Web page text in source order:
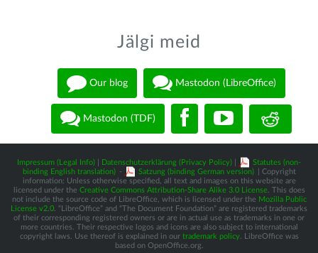
Jälgi meid
Our blog Mastodon (LibreOffice)
Mastodon (TDF)
Impressum (Legal Info) Datenschutzerklärung (Privacy Policy)
Statutes (non-
binding English translation) - Satzung (binding German version)
| Copyright
information: Unless otherwise specified, all text and images on this website are
licensed under the Creative Commons Attribution-Share Alike 3.0 License. This does
not include the source code of LibreOffice, which is licensed under the Mozilla Public
License v2.0 . “LibreOffice” and “The Document Foundation” are registered trademarks
of their corresponding registered owners or are in actual use as trademarks in one or
more countries. Their respective logos and icons are also subject to international
copyright laws. Use thereof is explained in our trademark policy. LibreOffice was
based on OpenOffice.org.